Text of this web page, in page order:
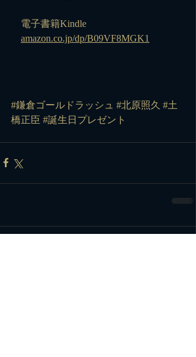
電子書籍Kindle
amazon.co.jp/dp/B09VF8MGK1
#鎌倉ゴールドラッシュ #北原照久 #土
橋正臣 #誕生日プレゼント